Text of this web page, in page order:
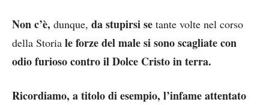
Non c’è, dunque, da stupirsi se tante volte nel corso
della Storia le forze del male si sono scagliate con
odio furioso contro il Dolce Cristo in terra.
Ricordiamo, a titolo di esempio, l’infame attentato